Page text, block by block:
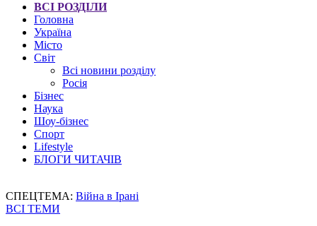
ВСІ РОЗДІЛИ
Головна
Україна
Місто
Світ
Всі новини розділу
Росія
Бізнес
Наука
Шоу-бізнес
Спорт
Lifestyle
БЛОГИ ЧИТАЧІВ
СПЕЦТЕМА: Війна в Ірані
ВСІ ТЕМИ